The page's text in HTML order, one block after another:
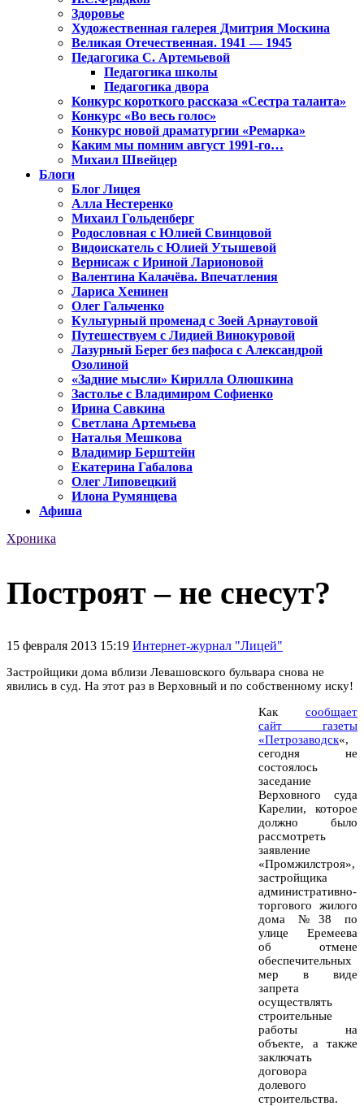
Здоровье
Художественная галерея Дмитрия Москина
Великая Отечественная. 1941 — 1945
Педагогика С. Артемьевой
Педагогика школы
Педагогика двора
Конкурс короткого рассказа «Сестра таланта»
Конкурс «Во весь голос»
Конкурс новой драматургии «Ремарка»
Каким мы помним август 1991-го…
Михаил Швейцер
Блоги
Блог Лицея
Алла Нестеренко
Михаил Гольденберг
Родословная с Юлией Свинцовой
Видоискатель с Юлией Утышевой
Вернисаж с Ириной Ларионовой
Валентина Калачёва. Впечатления
Лариса Хенинен
Олег Гальченко
Культурный променад с Зоей Арнаутовой
Путешествуем с Лидией Винокуровой
Лазурный Берег без пафоса с Александрой
Озолиной
«Задние мысли» Кирилла Олюшкина
Застолье с Владимиром Софиенко
Ирина Савкина
Светлана Артемьева
Наталья Мешкова
Владимир Берштейн
Екатерина Габалова
Олег Липовецкий
Илона Румянцева
Афиша
Хроника
Построят – не снесут?
15 февраля 2013 15:19 Интернет-журнал "Лицей"
Застройщики дома вблизи Левашовского бульвара снова не
явились в суд. На этот раз в Верховный и по собственному иску!
Как сообщает
сайт газеты
«Петрозаводск«,
сегодня не
состоялось
заседание
Верховного суда
Карелии, которое
должно было
рассмотреть
заявление
«Промжилстроя»,
застройщика
административно-
торгового жилого
дома №38 по
улице Еремеева
об отмене
обеспечительных
мер в виде
запрета
осуществлять
строительные
работы на
объекте, а также
заключать
договора
долевого
строительства.